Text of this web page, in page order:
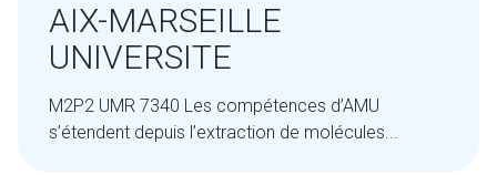
AIX-MARSEILLE
UNIVERSITE
M2P2 UMR 7340 Les compétences d’AMU
s’étendent depuis l’extraction de molécules...